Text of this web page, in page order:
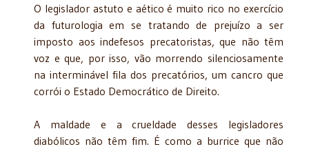
O legislador astuto e aético é muito rico no exercício
da futurologia em se tratando de prejuízo a ser
imposto aos indefesos precatoristas, que não têm
voz e que, por isso, vão morrendo silenciosamente
na interminável fila dos precatórios, um cancro que
corrói o Estado Democrático de Direito.
A maldade e a crueldade desses legisladores
diabólicos não têm fim. É como a burrice que não